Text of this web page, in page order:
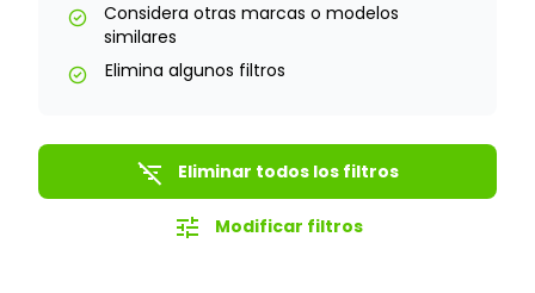
check_circle
Considera otras marcas o modelos
similares
check_circle Elimina algunos filtros
filter_list_off Eliminar todos los filtros
tune Modificar filtros